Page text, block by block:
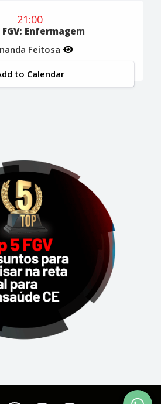
21:00
FGV: Enfermagem
Feitosa
to Calendar